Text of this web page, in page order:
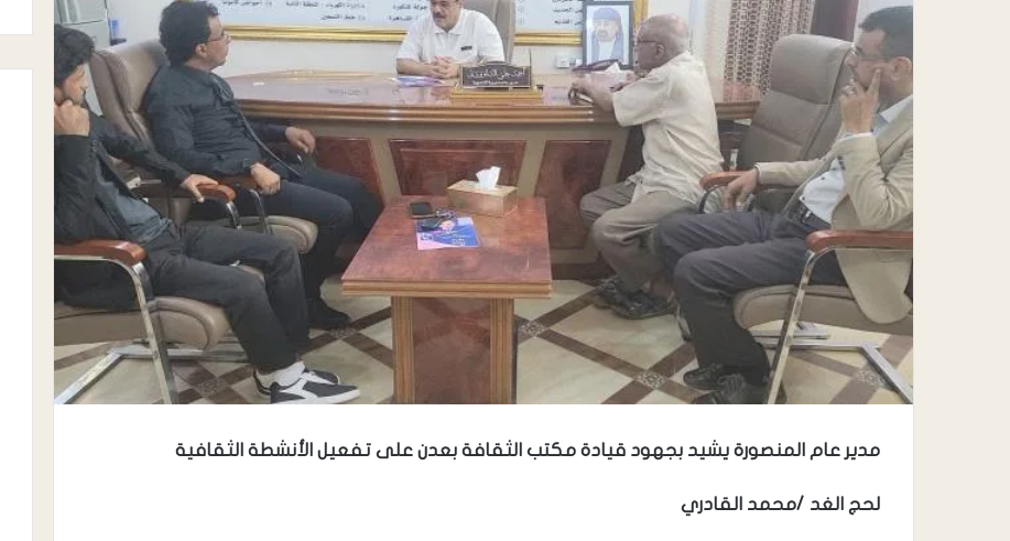
مدير عام المنصورة يشيد بجهود قيادة مكتب الثقافة بعدن على تفعيل الأنشطة الثقافية
لحج الغد /محمد القادري